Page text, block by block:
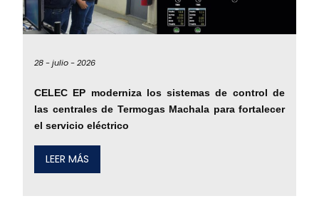
28 -julio -2026
CELEC EP moderniza los sistemas de control de
las centrales de Termogas Machala para fortalecer
el servicio eléctrico
LEER MÁS